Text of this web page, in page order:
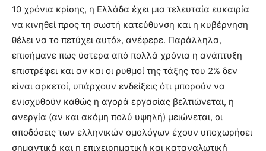
10 χρόνια κρίσης, η Ελλάδα έχει μια τελευταία ευκαιρία
να κινηθεί προς τη σωστή κατεύθυνση και η κυβέρνηση
θέλει να το πετύχει αυτό», ανέφερε. Παράλληλα,
επισήμανε πως ύστερα από πολλά χρόνια η ανάπτυξη
επιστρέφει και αν και οι ρυθμοί της τάξης του 2% δεν
είναι αρκετοί, υπάρχουν ενδείξεις ότι μπορούν να
ενισχυθούν καθώς η αγορά εργασίας βελτιώνεται, η
ανεργία (αν και ακόμη πολύ υψηλή) μειώνεται, οι
αποδόσεις των ελληνικών ομολόγων έχουν υποχωρήσει
σημαντικά και η επιχειρηματική και καταναλωτική